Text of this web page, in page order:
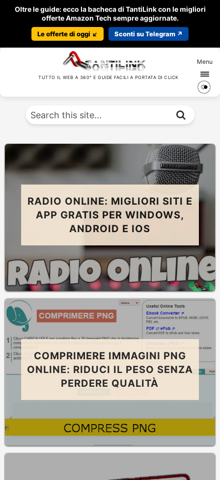
Oltre le guide: ecco la bacheca di TantiLink con le migliori
offerte Amazon Tech sempre aggiornate.
Le offerte di oggi ↙️ Sconti su Telegram ↗️
Menu
TUTTO IL WEB A 360° E GUIDE FACILI A PORTATA DI CLICK
RADIO ONLINE: MIGLIORI SITI E
APP GRATIS PER WINDOWS,
ANDROID E IOS
COMPRIMERE IMMAGINI PNG
ONLINE: RIDUCI IL PESO SENZA
PERDERE QUALITÀ